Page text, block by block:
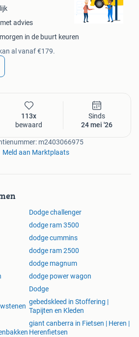
snelheidsafhankelijk
met Bluetooth
dimmend
met afstandsbediening
Distribution
Programma
met advies
in de buurt keuren
al vanaf €179.
113x
bewaard
Sinds
24 mei '26
m2403066975
Meld aan Marktplaats
Dodge challenger
dodge ram 3500
dodge cummins
dodge ram 2500
dodge magnum
dodge power wagon
Dodge
gebedskleed in Stoffering |
Tapijten en Kleden
giant canberra in Fietsen | Heren |
Herenfietsen